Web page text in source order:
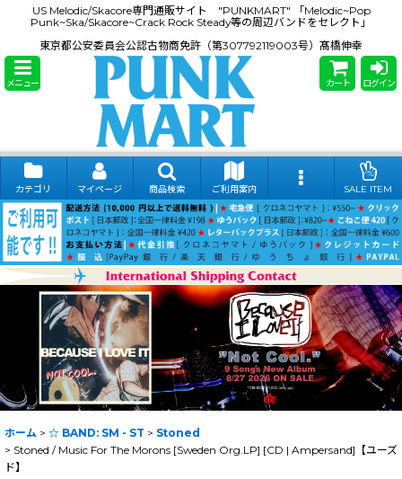
US Melodic/Skacore専門通販サイト "PUNKMART" 「Melodic~Pop
Punk~Ska/Skacore~Crack Rock Steady等の周辺バンドをセレクト」
東京都公安委員会公認古物商免許（第307792119003号）髙橋伸幸
メニュー カート ログイン
カテゴリ マイページ 商品検索 ご利用案内 SALE ITEM
ホーム > ☆ BAND: SM - ST > Stoned
> Stoned / Music For The Morons [Sweden Org.LP] [CD | Ampersand]【ユーズ
ド】